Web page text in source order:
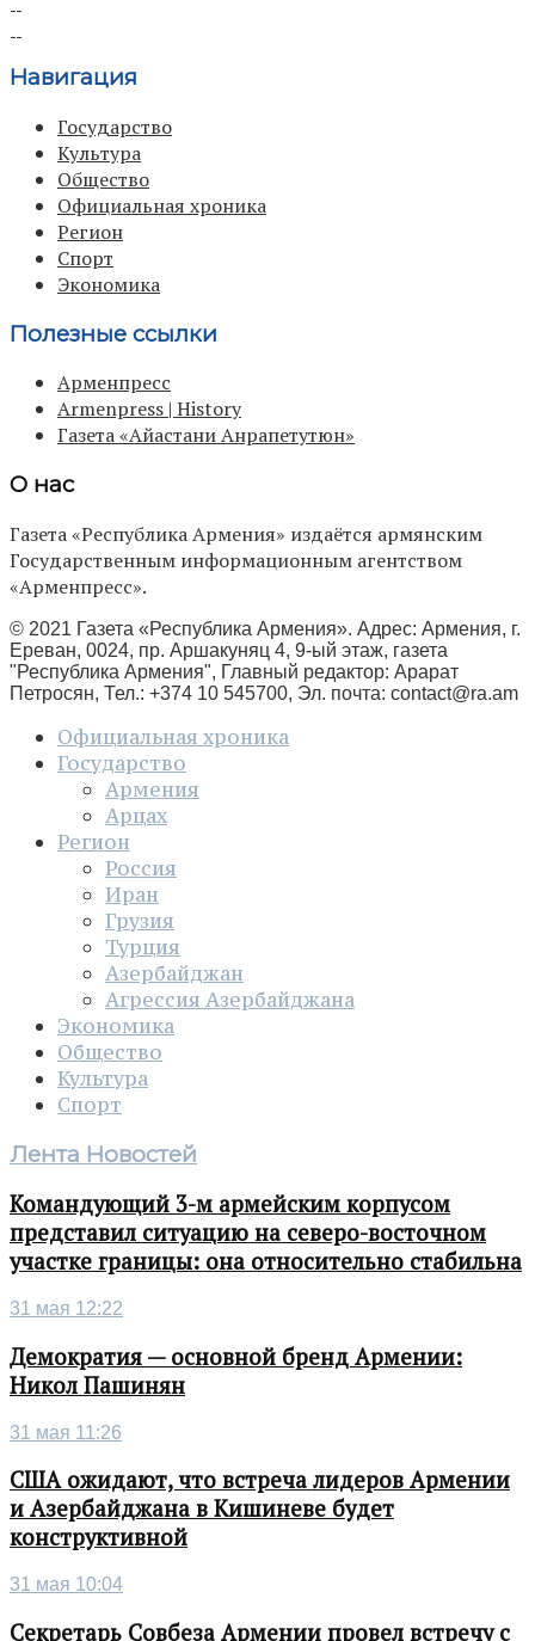
Навигация
Государство
Культура
Общество
Официальная хроника
Регион
Спорт
Экономика
Полезные ссылки
Арменпресс
Armenpress | History
Газета «Айастани Анрапетутюн»
О нас
Газета «Республика Армения» издаётся армянским
Государственным информационным агентством
«Арменпресс».
© 2021 Газета «Республика Армения». Адрес: Армения, г.
Ереван, 0024, пр. Аршакуняц 4, 9-ый этаж, газета
"Республика Армения", Главный редактор: Арарат
Петросян, Тел.: +374 10 545700, Эл. почта: contact@ra.am
Официальная хроника
Государство
Армения
Арцах
Регион
Россия
Иран
Грузия
Турция
Азербайджан
Агрессия Азербайджана
Экономика
Общество
Культура
Спорт
Лента Новостей
Командующий 3-м армейским корпусом
представил ситуацию на северо-восточном
участке границы: она относительно стабильна
31 мая 12:22
Демократия — основной бренд Армении:
Никол Пашинян
31 мая 11:26
США ожидают, что встреча лидеров Армении
и Азербайджана в Кишиневе будет
конструктивной
31 мая 10:04
Секретарь Совбеза Армении провел встречу с